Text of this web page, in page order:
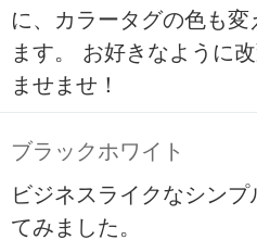
に、カラータグの色も
ます。 お好きなように
ませませ！
ブラックホワイト
ビジネスライクなシン
てみました。